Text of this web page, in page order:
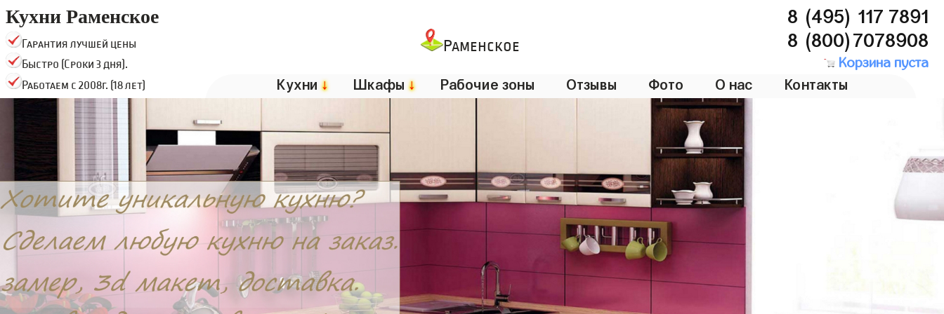
Кухни Раменское
Гарантия лучшей цены
Быстро (Сроки 3 дня).
Работаем с 2008г. (18 лет)
Раменское
8 (495) 117 7891
8 (800)7078908
Корзина пуста
Кухни↓ Шкафы↓ Рабочие зоны Отзывы Фото О нас Контакты